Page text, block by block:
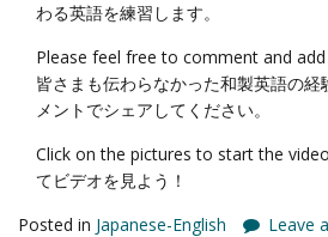
わる英語を練習します。
Please feel free to comment and
皆さまも伝わらなかった和製英語の経
メントでシェアしてください。
Click on the pictures to start the
てビデオを見よう！
Posted in Japanese-English Leave